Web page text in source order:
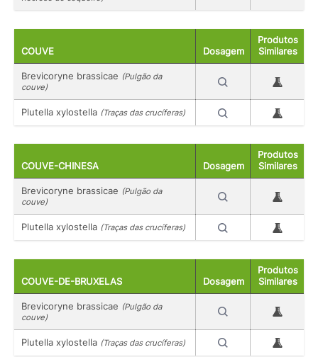
COUVE Dosagem
Produtos
Similares
Brevicoryne brassicae (Pulgão da
couve)
Plutella xylostella (Traças das crucíferas)
COUVE-CHINESA Dosagem
Produtos
Similares
Brevicoryne brassicae (Pulgão da
couve)
Plutella xylostella (Traças das crucíferas)
COUVE-DE-BRUXELAS Dosagem
Produtos
Similares
Brevicoryne brassicae (Pulgão da
couve)
Plutella xylostella (Traças das crucíferas)